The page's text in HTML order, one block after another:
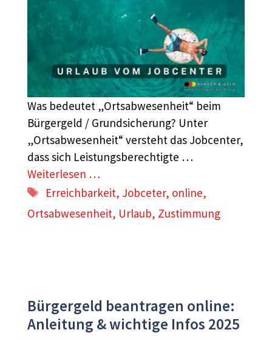
Was bedeutet „Ortsabwesenheit“ beim
Bürgergeld / Grundsicherung? Unter
„Ortsabwesenheit“ versteht das Jobcenter,
dass sich Leistungsberechtigte …
Weiterlesen …
Schlagwörter
Erreichbarkeit, Jobceter, online,
Ortsabwesenheit, Urlaub, Zustimmung
Bürgergeld beantragen online:
Anleitung & wichtige Infos 2025